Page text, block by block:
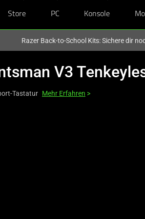
Store PC Konsole
Razer Back-to-School Kits: Sichere dir
V3
Tastatur Mehr Erfahren >